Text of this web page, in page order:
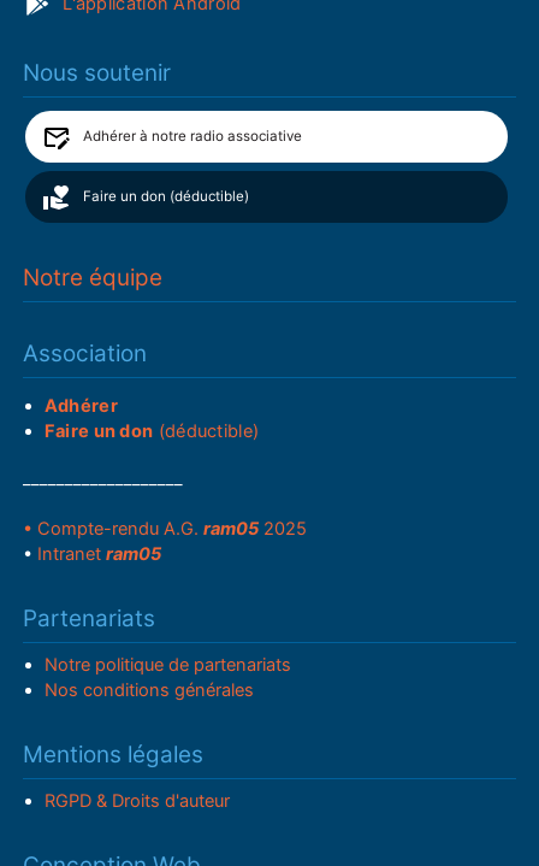
Nous soutenir
Adhérer à notre radio associative
Faire un don (déductible)
Notre équipe
Association
Adhérer
Faire un don (déductible)
• Compte-rendu A.G.ram05 2025
• Intranetram05
Partenariats
Notre politique de partenariats
Nos conditions générales
Mentions légales
RGPD & Droits d'auteur